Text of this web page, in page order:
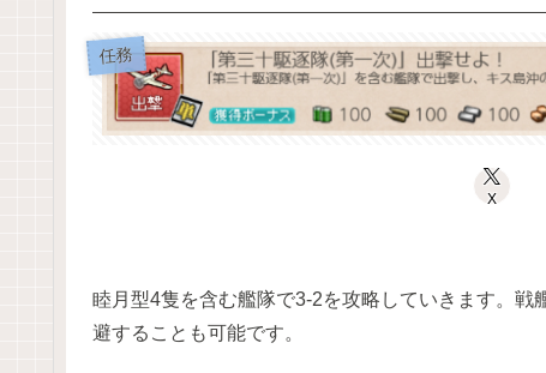
任務
X
睦月型4隻を含む艦隊で3-2を攻略していきます。
避することも可能です。